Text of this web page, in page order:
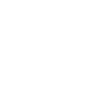
from a
排练这部剧